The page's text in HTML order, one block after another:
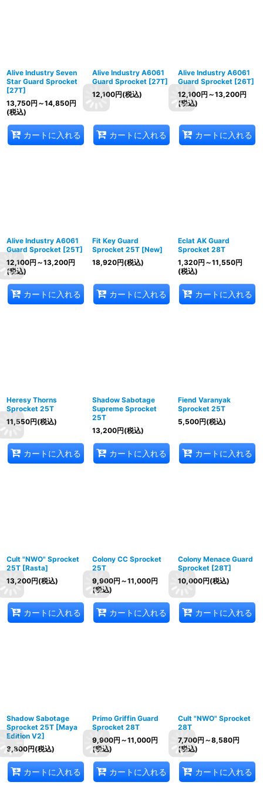
Alive Industry Seven
Star Guard Sprocket
[27T]
13,750円 ～14,850円
(税込)
カートに入れる
Alive Industry A6061
Guard Sprocket [27T]
12,100円(税込)
カートに入れる
Alive Industry A6061
Guard Sprocket [26T]
12,100円 ～13,200円
(税込)
カートに入れる
Alive Industry A6061
Guard Sprocket [25T]
12,100円 ～13,200円
(税込)
カートに入れる
Fit Key Guard
Sprocket 25T [New]
18,920円(税込)
カートに入れる
Eclat AK Guard
Sprocket 28T
1,320円 ～11,550円
(税込)
カートに入れる
Heresy Thorns
Sprocket 25T
11,550円(税込)
カートに入れる
Shadow Sabotage
Supreme Sprocket
25T
13,200円(税込)
カートに入れる
Fiend Varanyak
Sprocket 25T
5,500円(税込)
カートに入れる
Cult "NWO" Sprocket
25T [Rasta]
13,200円(税込)
カートに入れる
Colony CC Sprocket
25T
9,900円 ～11,000円
(税込)
カートに入れる
Colony Menace Guard
Sprocket [28T]
10,000円(税込)
カートに入れる
Shadow Sabotage
Sprocket 25T [Maya
Edition V2]
8,800円(税込)
カートに入れる
Primo Griffin Guard
Sprocket 28T
9,900円 ～11,000円
(税込)
カートに入れる
Cult "NWO" Sprocket
28T
7,700円 ～8,580円
(税込)
カートに入れる